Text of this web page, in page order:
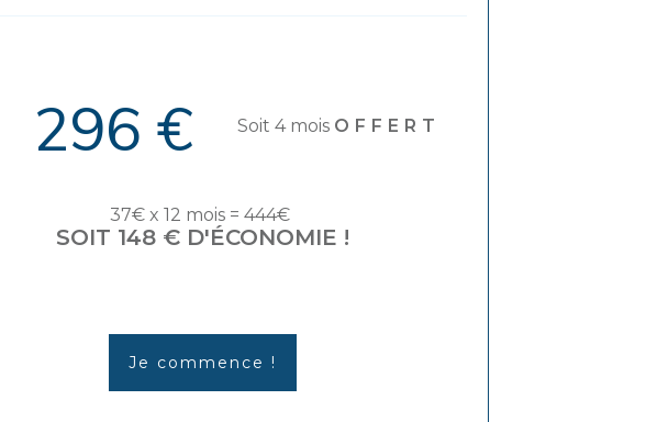
296 € Soit 4 mois OFFERT
37€ x 12 mois = 444€
SOIT 148 € D'ÉCONOMIE !
Je commence !